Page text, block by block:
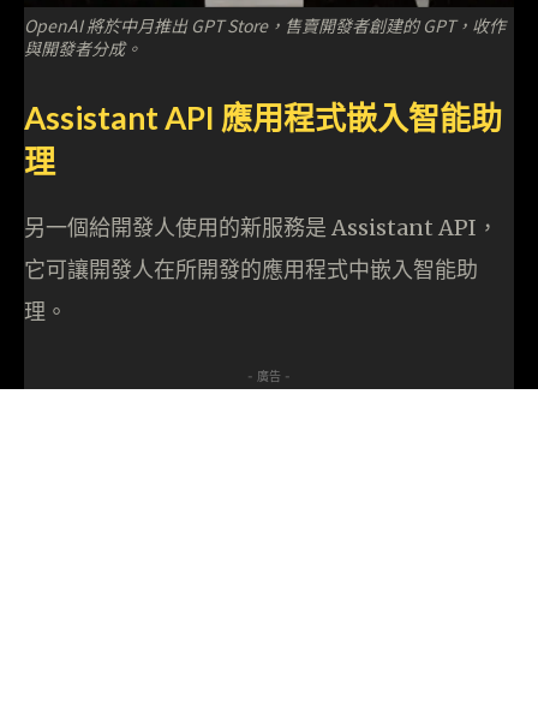
OpenAI 將於中月推出 GPT Store，售賣開發者創建的 GPT，收作
與開發者分成。
Assistant API 應用程式嵌入智能助
理
另一個給開發人使用的新服務是 Assistant API，
它可讓開發人在所開發的應用程式中嵌入智能助
理。
- 廣告 -